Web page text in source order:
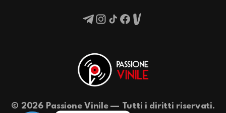
© 2026 Passione Vinile — Tutti i diritti riservati.